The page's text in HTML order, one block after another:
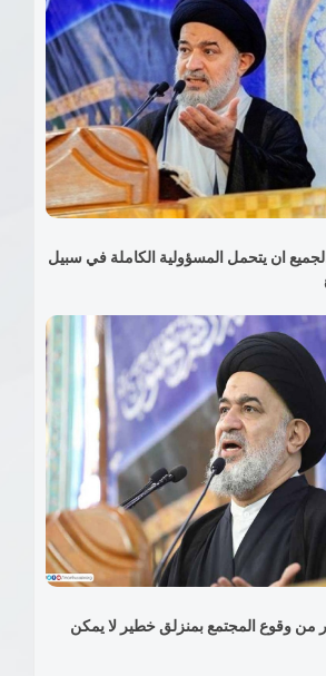
ان يتحمل المسؤولية الكاملة في سبيل
من وقوع المجتمع بمنزلق خطير لا يمكن